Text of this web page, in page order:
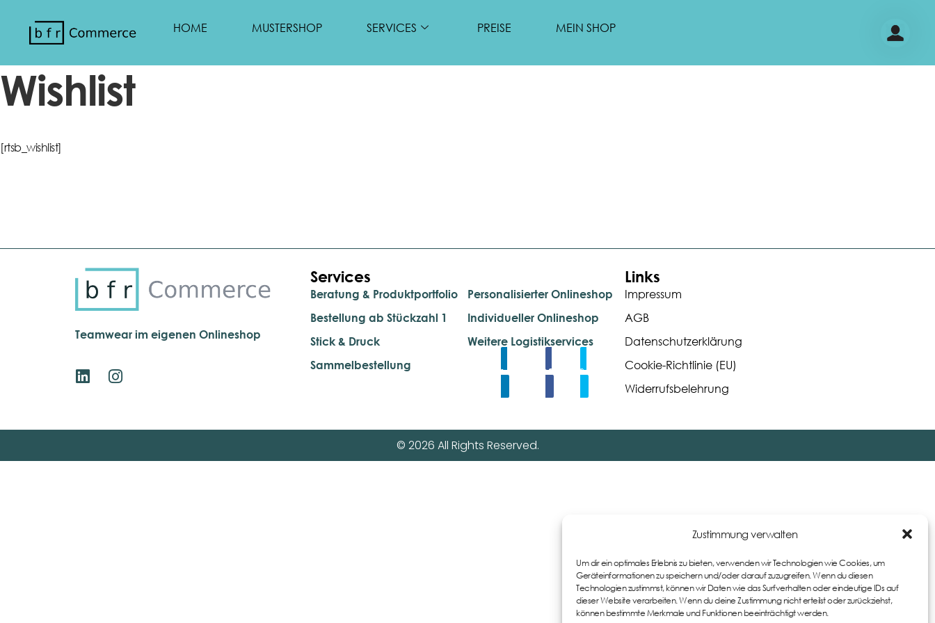
Zustimmung verwalten
Um dir ein optimales Erlebnis zu bieten, verwenden wir Technologien wie Cookies, um
Geräteinformationen zu speichern und/oder darauf zuzugreifen. Wenn du diesen
Technologien zustimmst, können wir Daten wie das Surfverhalten oder eindeutige IDs auf
dieser Website verarbeiten. Wenn du deine Zustimmung nicht erteilst oder zurückziehst,
können bestimmte Merkmale und Funktionen beeinträchtigt werden.
HOME MUSTERSHOP SERVICES PREISE MEIN SHOP
Wishlist
[rtsb_wishlist]
Teamwear im eigenen Onlineshop
Services
Beratung & Produktportfolio
Bestellung ab Stückzahl 1
Stick & Druck
Sammelbestellung
Personalisierter Onlineshop
Individueller Onlineshop
Weitere Logistikservices
Share
Links
Impressum
AGB
Datenschutzerklärung
Cookie-Richtlinie (EU)
Widerrufsbelehrung
© 2026 All Rights Reserved.